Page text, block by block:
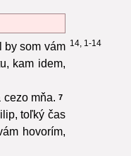
14, 1-14
by som vám
kam idem,
cezo mňa. 7
toľký čas
hovorím,